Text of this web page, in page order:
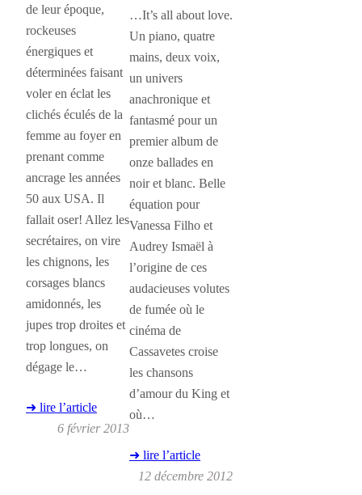
de leur époque,
rockeuses
énergiques et
déterminées faisant
voler en éclat les
clichés éculés de la
femme au foyer en
prenant comme
ancrage les années
50 aux USA. Il
fallait oser! Allez les
secrétaires, on vire
les chignons, les
corsages blancs
amidonnés, les
jupes trop droites et
trop longues, on
dégage le…
➜ lire l’article
6 février 2013
…It’s all about love.
Un piano, quatre
mains, deux voix,
un univers
anachronique et
fantasmé pour un
premier album de
onze ballades en
noir et blanc. Belle
équation pour
Vanessa Filho et
Audrey Ismaël à
l’origine de ces
audacieuses volutes
de fumée où le
cinéma de
Cassavetes croise
les chansons
d’amour du King et
où…
➜ lire l’article
12 décembre 2012